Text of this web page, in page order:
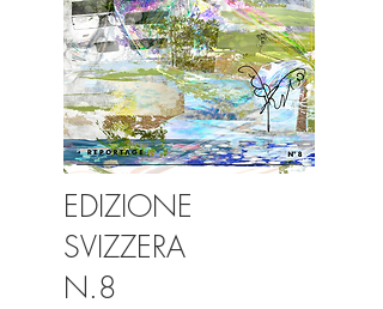
EDIZIONE
SVIZZERA
N.8